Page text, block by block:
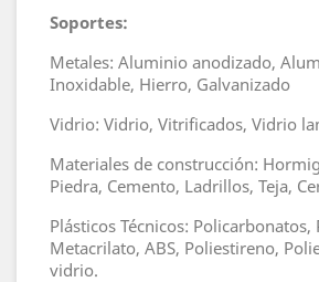
Soportes:
Metales: Aluminio anodizado,
Inoxidable, Hierro, Galvanizado
Vidrio: Vidrio, Vitrificados, Vidrio
Materiales de construcción:
Piedra, Cemento, Ladrillos, Teja,
Plásticos Técnicos: Policarbonatos,
Metacrilato, ABS, Poliestireno,
vidrio.